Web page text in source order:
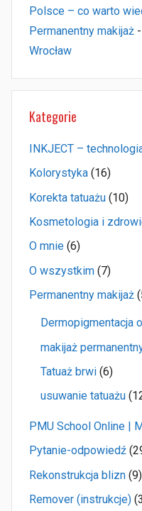
Polsce – co warto
Permanentny makijaż -
Wrocław
Kategorie
INKJECT –
Kolorystyka (16)
Korekta tatuażu (10)
Kosmetologia i
O mnie (6)
O wszystkim (7)
Permanentny makijaż
Dermopigmentacja
makijaż
Tatuaż brwi (6)
usuwanie tatuażu
PMU School Online |
Pytanie-odpowiedź
Rekonstrukcja blizn (9)
Remover (instrukcje)